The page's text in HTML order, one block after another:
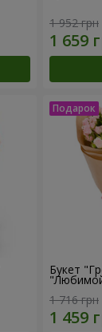
1 952 грн
Букет
1 716 грн